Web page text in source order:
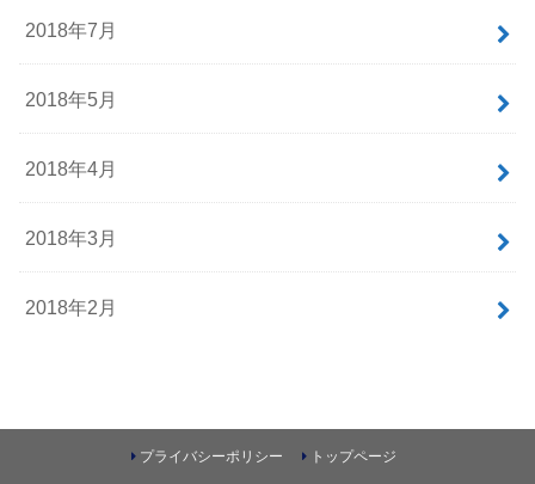
2018年7月
2018年5月
2018年4月
2018年3月
2018年2月
プライバシーポリシー トップページ